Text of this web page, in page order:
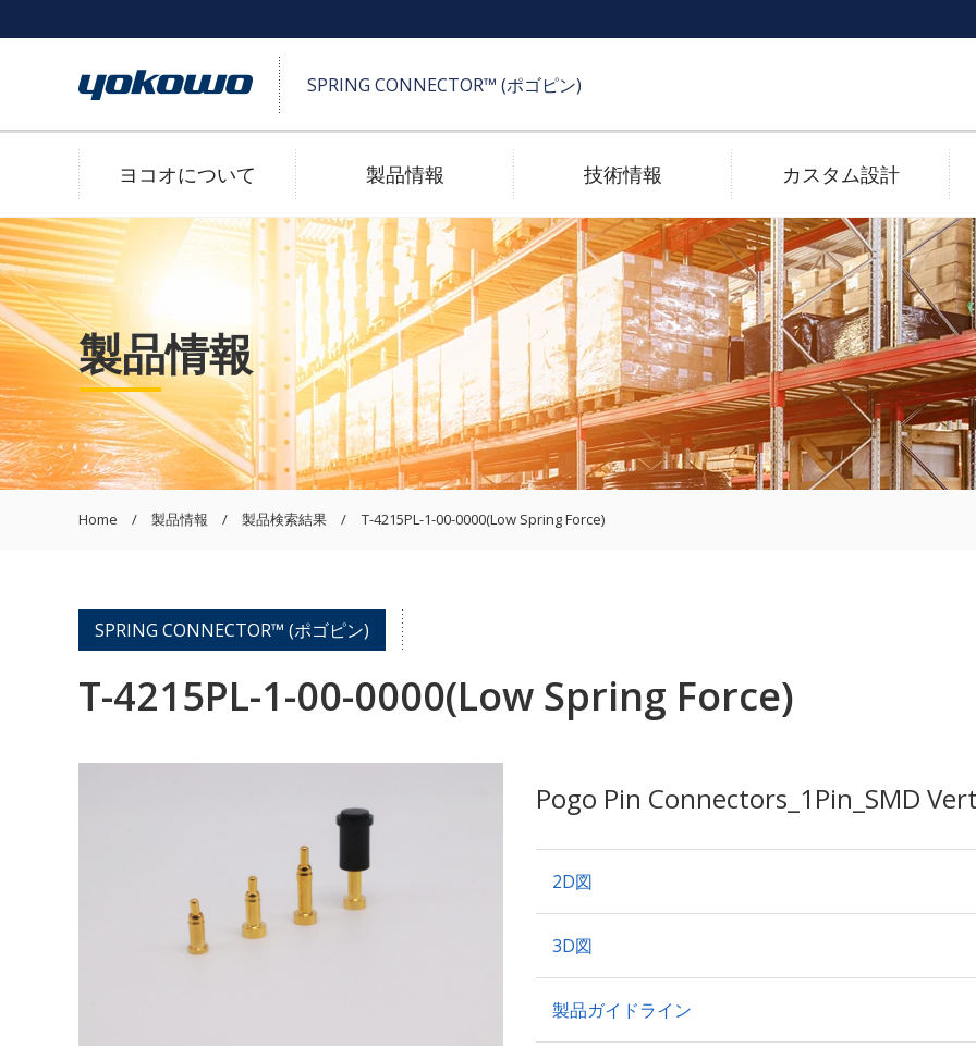
SPRING CONNECTOR™ (ポゴピン)
ヨコオについて 製品情報
SPRING CONNECTOR™ (ポゴピン) 受け側コネクタ
2D/3D 図面ダウンロード 電子カタログ
技術情報
高耐久 メッキ技術
防水 高速伝送
カスタム設計
製品情報
Home 製品情報 製品検索結果 T-4215PL-1-00-0000(Low Spring Force)
T-4215PL-1-00-0000(Low Spring Force)
SPRING CONNECTOR™ (ポゴピン)
Pogo Pin Connectors_1Pin_SMD
2D図
3D図
製品ガイドライン